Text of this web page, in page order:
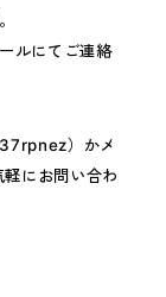
ルにてご連絡
）かメ
にお問い合わ